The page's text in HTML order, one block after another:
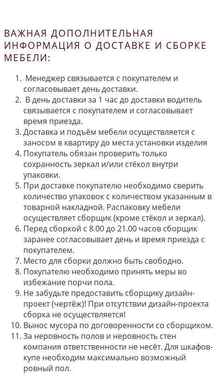
ВАЖНАЯ ДОПОЛНИТЕЛЬНАЯ
ИНФОРМАЦИЯ О ДОСТАВКЕ И СБОРКЕ
МЕБЕЛИ:
Менеджер связывается с покупателем и
согласовывает день доставки.
В день доставки за 1 час до доставки водитель
связывается с покупателем и согласовывает
время приезда.
Доставка и подъём мебели осуществляется с
заносом в квартиру до места установки изделия
Покупатель обязан проверить только
сохранность зеркал и/или стёкол внутри
упаковки.
При доставке покупателю необходимо сверить
количество упаковок с количеством указанным в
товарной накладной. Распаковку мебели
осуществляет сборщик (кроме стёкол и зеркал).
Перед сборкой с 8.00 до 21.00 часов сборщик
заранее согласовывает день и время приезда с
покупателем.
Место для сборки должно быть свободно.
Покупателю необходимо принять меры во
избежание порчи пола.
Не забудьте предоставить сборщику дизайн-
проект (чертёж)! При отсутствии дизайн-проекта
сборка не осуществляется!
Вынос мусора по договоренности со сборщиком.
За неровность полов и неровность стен
компания ответственности не несёт. Для шкафов-
купе необходим максимально возможный
ровный пол.